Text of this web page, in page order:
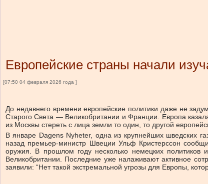
Европейские страны начали
[07:50 04 февраля 2026 года ]
До недавнего времени европейские политики даже не
Старого Света — Великобритании и Франции. Европа
из Москвы стереть с лица земли то один, то другой
В январе Dagens Nyheter, одна из крупнейших шведских
назад премьер-министр Швеции Ульф Кристерссон
оружия. В прошлом году несколько немецких
Великобритании. Последние уже налаживают активное
заявили: “Нет такой экстремальной угрозы для Европы,